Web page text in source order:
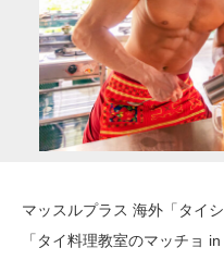
マッスルプラス 海外「タイ
「タイ料理教室のマッチョ